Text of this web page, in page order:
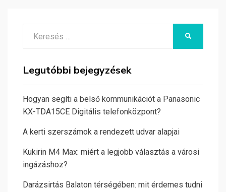
Legutóbbi bejegyzések
Hogyan segíti a belső kommunikációt a Panasonic
KX-TDA15CE Digitális telefonközpont?
A kerti szerszámok a rendezett udvar alapjai
Kukirin M4 Max: miért a legjobb választás a városi
ingázáshoz?
Darázsirtás Balaton térségében: mit érdemes tudni